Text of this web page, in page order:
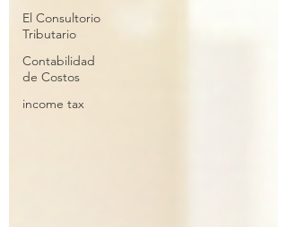
El Consultorio
Tributario
Contabilidad
de Costos
income tax